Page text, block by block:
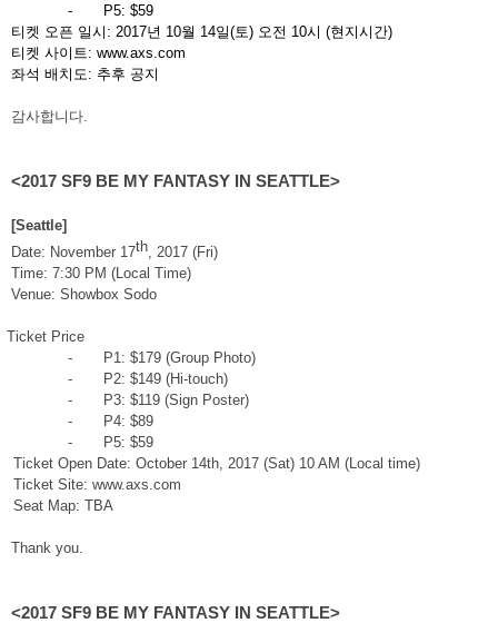
-
P5: $59
티켓 오픈 일시 : 2017년 10월 14일(토) 오전 10시 (현지시간)
티켓 사이트 : www.axs.com
좌석 배치도 : 추후 공지
감사합니다
<2017 SF9 BE MY FANTASY IN SEATTLE>
[Seattle]
Date: November 17th , 2017 (Fri)
Time: 7:30 PM (Local Time)
Venue: Showbox Sodo
Price
-
P1: $179 (Group Photo)
-
P2: $149 (Hi-touch)
-
P3: $119 (Sign Poster)
-
P4: $89
-
P5: $59
Ticket Open Date: October 14th, 2017 (Sat) 10 AM (Local time)
Ticket Site: www.axs.com
Seat Map: TBA
Thank you.
<2017 SF9 BE MY FANTASY IN SEATTLE>